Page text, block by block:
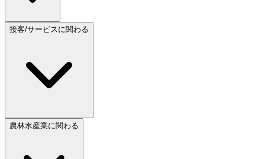
接客/サービスに関わる
農林水産業に関わる